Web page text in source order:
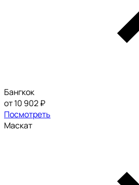
Бангкок
от 10 902 ₽
Посмотреть
Маскат